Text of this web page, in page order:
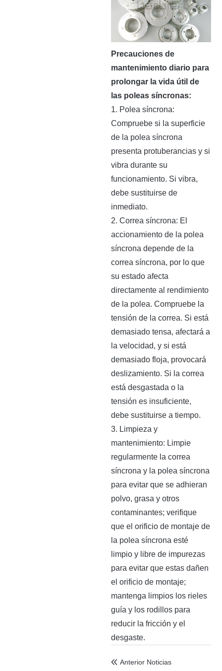
Precauciones de
mantenimiento diario para
prolongar la vida útil de
las poleas síncronas:
1. Polea síncrona:
Compruebe si la superficie
de la polea síncrona
presenta protuberancias y si
vibra durante su
funcionamiento. Si vibra,
debe sustituirse de
inmediato.
2. Correa síncrona: El
accionamiento de la polea
síncrona depende de la
correa síncrona, por lo que
su estado afecta
directamente al rendimiento
de la polea. Compruebe la
tensión de la correa. Si está
demasiado tensa, afectará a
la velocidad, y si está
demasiado floja, provocará
deslizamiento. Si la correa
está desgastada o la
tensión es insuficiente,
debe sustituirse a tiempo.
3. Limpieza y
mantenimiento: Limpie
regularmente la correa
síncrona y la polea síncrona
para evitar que se adhieran
polvo, grasa y otros
contaminantes; verifique
que el orificio de montaje de
la polea síncrona esté
limpio y libre de impurezas
para evitar que estas dañen
el orificio de montaje;
mantenga limpios los rieles
guía y los rodillos para
reducir la fricción y el
desgaste.
 Anterior Noticias